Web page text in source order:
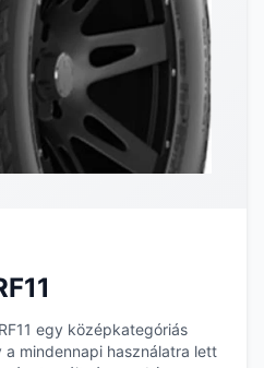
egy középkategóriás
a mindennapi használatra lett